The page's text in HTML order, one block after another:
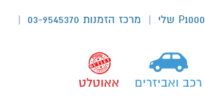
P1000 שלי מרכז הזמנות 03-9545370
רכב ואביזרים אאוטלט